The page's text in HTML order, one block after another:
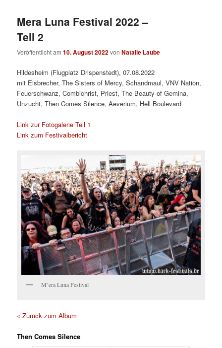
Mera Luna Festival 2022 –
Teil 2
Veröffentlicht am10. August 2022vonNatalie Laube
Hildesheim (Flugplatz Drispenstedt), 07.08.2022
mit Eisbrecher, The Sisters of Mercy, Schandmaul, VNV Nation,
Feuerschwanz, Combichrist, Priest, The Beauty of Gemina,
Unzucht, Then Comes Silence, Aeverium, Hell Boulevard
Link zur Fotogalerie Teil 1
Link zum Festivalbericht
M’era Luna Festival
« Zurück zum Album
Then Comes Silence